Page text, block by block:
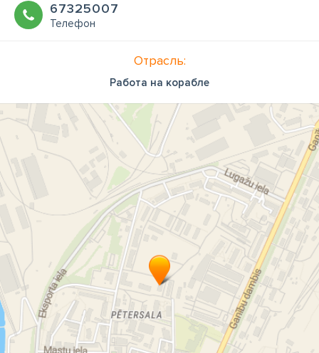
67325007
Телефон
Отрасль:
Работа на корабле